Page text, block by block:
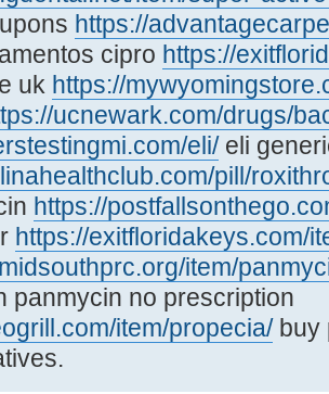
https://
cipro https://
uk https://
ucnewark.com/drugs/
eli/eli
pill/
https://
https://exitfloridakeys.com/
item/
panmycin no prescription
item/propecia/buy